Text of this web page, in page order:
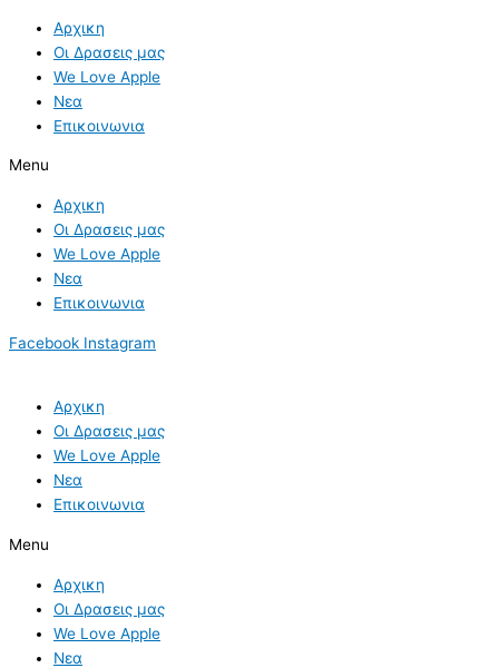
content
Αρχικη
Οι Δρασεις μας
We Love Apple
Νεα
Επικοινωνια
Menu
Αρχικη
Οι Δρασεις μας
We Love Apple
Νεα
Επικοινωνια
Facebook Instagram
Αρχικη
Οι Δρασεις μας
We Love Apple
Νεα
Επικοινωνια
Menu
Αρχικη
Οι Δρασεις μας
We Love Apple
Νεα